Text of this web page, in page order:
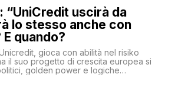
“UniCredit uscirà da
lo stesso anche con
quando?
gioca con abilità nel risiko
il suo progetto di crescita europea si
golden power e logiche
e la mossa su Generali Andrea Orcel,